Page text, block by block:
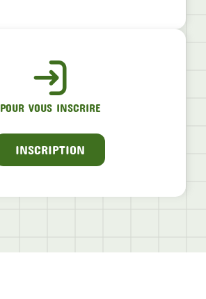
POUR VOUS INSCRIRE
INSCRIPTION